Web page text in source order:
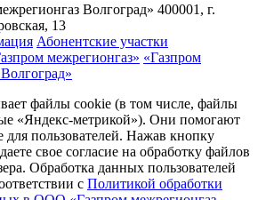
Волгоград» 400001, г.
13
Абонентские участки
межрегионгаз» «Газпром
файлы cookie (в том числе, файлы
«Яндекс-метрикой»). Они помогают
для пользователей. Нажав кнопку
свое согласие на обработку файлов
Обработка данных пользователей
с Политикой обработки